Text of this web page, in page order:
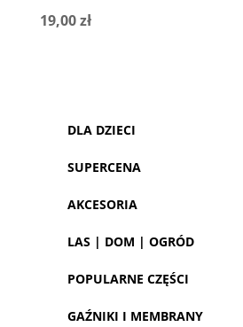
19,00zł
DLA DZIECI
SUPERCENA
AKCESORIA
LAS | DOM | OGRÓD
POPULARNE CZĘŚCI
GAŹNIKI I MEMBRANY